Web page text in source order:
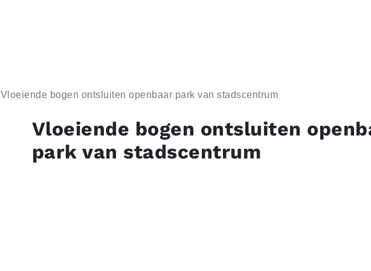
Vloeiende bogen ontsluiten openbaar park van stadscentrum
Vloeiende bogen ontsluiten
park van stadscentrum